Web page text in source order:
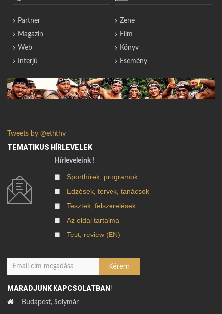
Partner
Magazin
Web
Interjú
Zene
Film
Könyv
Esemény
Tweets by @eththv
TEMATIKUS HÍRLEVELEK
Hírleveleink !
Sporthírek, programok
Edzések, tervek, tanácsok
Tesztek, felszerelések
Az oldal tartalma
Test, review (EN)
MARADJUNK KAPCSOLATBAN!
Budapest, Solymár